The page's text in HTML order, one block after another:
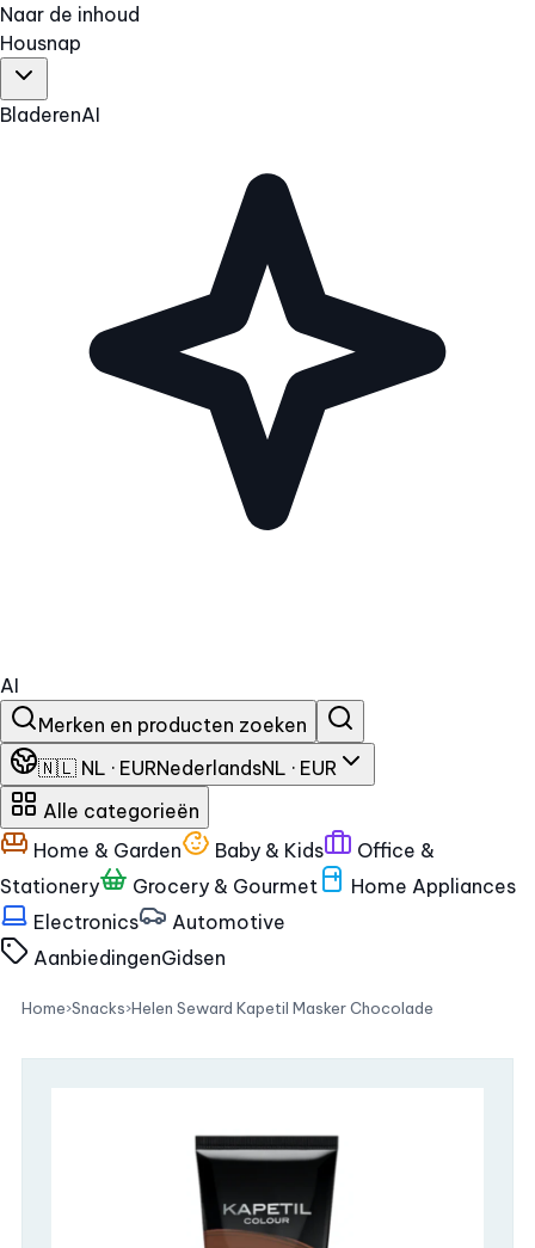
Naar de inhoud
Housnap
BladerenAI
AI
Merken en producten zoeken
🇳🇱 NL · EURNederlandsNL · EUR
Alle categorieën
Home & Garden
Baby & Kids
Office &
Stationery
Grocery & Gourmet
Home Appliances
Electronics
Automotive
AanbiedingenGidsen
Home›Snacks›Helen Seward Kapetil Masker Chocolade